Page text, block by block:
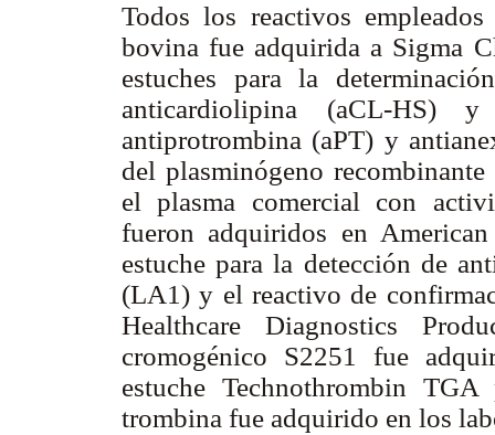
Todos los reactivos
bovina fue adquirida a Sigma
estuches para la
anticardiolipina (aCL-HS)
antiprotrombina (aPT) y
del plasminógeno
el plasma comercial con
fueron adquiridos en
estuche para la detección de
(LA1) y el reactivo de
Healthcare Diagnostics
cromogénico S2251 fue
estuche Technothrombin
trombina fue adquirido en los